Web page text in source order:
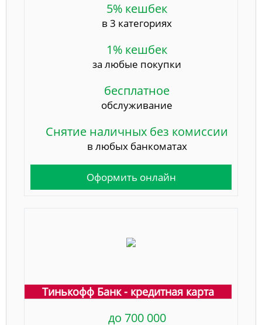
5% кешбек
в 3 категориях
1% кешбек
за любые покупки
бесплатное
обслуживание
Снятие наличных без комиссии
в любых банкоматах
Оформить онлайн
Тинькофф Банк - кредитная карта
до 700 000